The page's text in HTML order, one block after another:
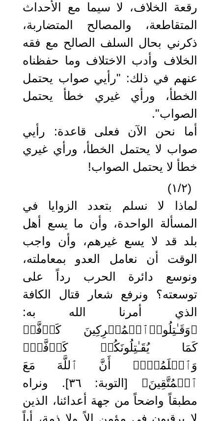
رقعة الخلاف، لا سيما مع الأحداث
المتقاطعة، والمصالح المتضاربة،
ذكرني بحال السلف الصالح مع فقه
الخلاف وأدب الاختلاف وما حفظناه
عنهم في ذلك: "رأيي صواب يحتمل
الخطأ، ورأي غيري خطأ يحتمل
الصواب".
أما نحن الآن فعلى قاعدة: رأيي
صواب لا يحتمل الخطأ، ورأي غيري
خطأ لا يحتمل الصواب!
(١/٢)
لماذا لا نسلم بتعدد الزوايا في
المسألة الواحدة، وأن ما يسع أهل
بلد قد لا يسع غيرهم، وأن واجب
الوقت أن نعامل العدو بمعاملته،
ونوسع دائرة الحرب رداً على
توسعته؟ ونرفع شعار قتال الكافة
الذي أمرنا الله به:
﴿وَقَـٰتِلُوا۟ٱلۡمُشۡرِكِینَ كَاۤفَّةࣰ
كَمَا یُقَـٰتِلُونَكُمۡ كَاۤفَّةࣰۚ
وَٱعۡلَمُوۤا۟ أَنَّ ٱللَّهَ مَعَ
ٱلۡمُتَّقِینَ﴾ [التوبة: ٣٦]. ونراه
مطبقاً واضحاً من جهة أعدائنا، الذين